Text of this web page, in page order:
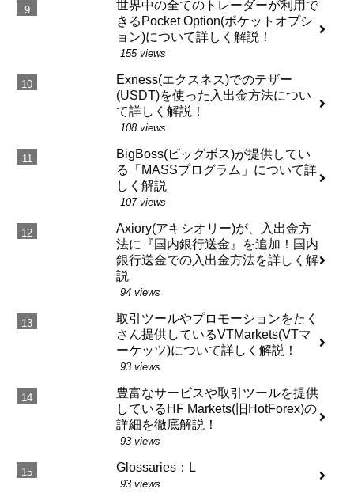
世界中の全てのトレーダーが利用で
きるPocket Option(ポケットオプシ
ョン)について詳しく解説！
155 views
Exness(エクスネス)でのテザー
(USDT)を使った入出金方法につい
て詳しく解説！
108 views
BigBoss(ビッグボス)が提供してい
る「MASSプログラム」について詳
しく解説
107 views
Axiory(アキシオリー)が、入出金方
法に『国内銀行送金』を追加！国内
銀行送金での入出金方法を詳しく解
説
94 views
取引ツールやプロモーションをたく
さん提供しているVTMarkets(VTマ
ーケッツ)について詳しく解説！
93 views
豊富なサービスや取引ツールを提供
しているHF Markets(旧HotForex)の
詳細を徹底解説！
93 views
Glossaries：L
93 views